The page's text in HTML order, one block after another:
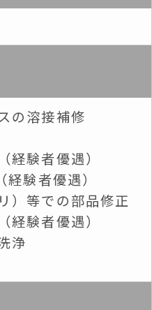
の溶接補修
経験者優遇）
験者優遇）
）等での部品修正
経験者優遇）
浄